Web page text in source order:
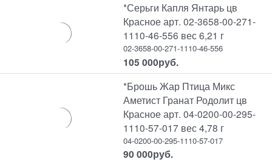
*Серьги Капля Янтарь цв
Красное арт. 02-3658-00-271-
1110-46-556 вес 6,21 г
02-3658-00-271-1110-46-556
105 000руб.
*Брошь Жар Птица Микс
Аметист Гранат Родолит цв
Красное арт. 04-0200-00-295-
1110-57-017 вес 4,78 г
04-0200-00-295-1110-57-017
90 000руб.